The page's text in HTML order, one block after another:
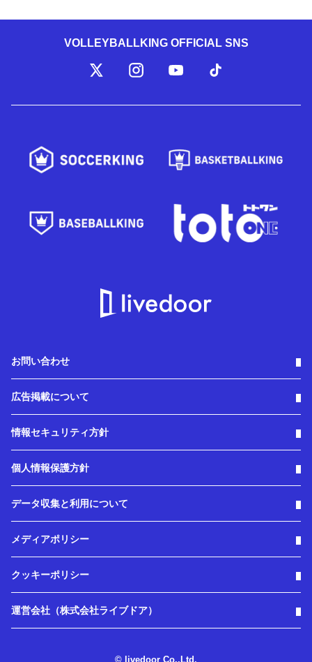
VOLLEYBALLKING OFFICIAL SNS
お問い合わせ
広告掲載について
情報セキュリティ方針
個人情報保護方針
データ収集と利用について
メディアポリシー
クッキーポリシー
運営会社（株式会社ライブドア）
© livedoor Co.,Ltd.